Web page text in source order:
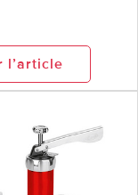
l’article